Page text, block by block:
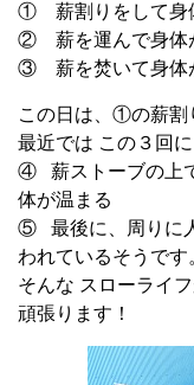
① 薪割りをして身
② 薪を運んで身体
③ 薪を焚いて身
この日は、①の薪割
最近では この３回に
④ 薪ストーブの上
体が温まる
⑤ 最後に、周りに
われているそうです
そんな スローライ
頑張ります！